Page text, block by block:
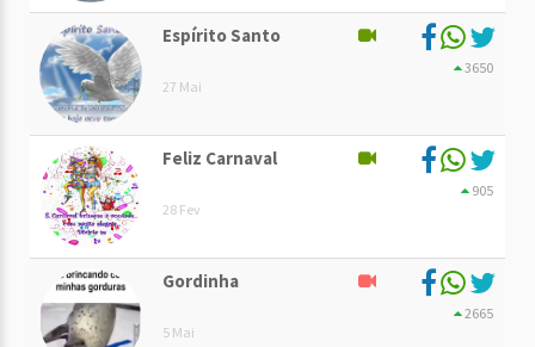
Espírito Santo
27 Mai
3650
Feliz Carnaval
28 Fev
905
Gordinha
5 Mai
2665